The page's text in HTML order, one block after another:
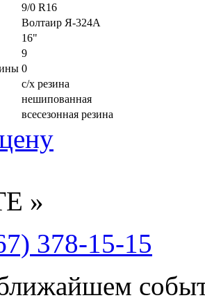
9/0 R16
Волтаир Я-324А
16"
9
0
с/х резина
нешипованная
всесезонная резина
»
378-15-15